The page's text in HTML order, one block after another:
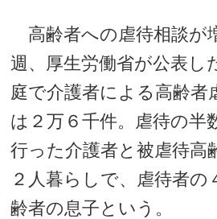
高齢者への虐待相談が
週、厚生労働省が公表し
庭で介護者による高齢者
は２万６千件。虐待の半
行った介護者と被虐待高
２人暮らしで、虐待者の
齢者の息子という。